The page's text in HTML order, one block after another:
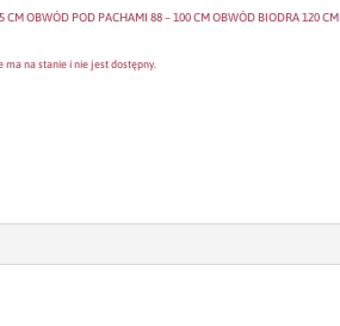
CM OBWÓD POD PACHAMI 88 – 100 CM OBWÓD BIODRA 120 CM
ma na stanie i nie jest dostępny.